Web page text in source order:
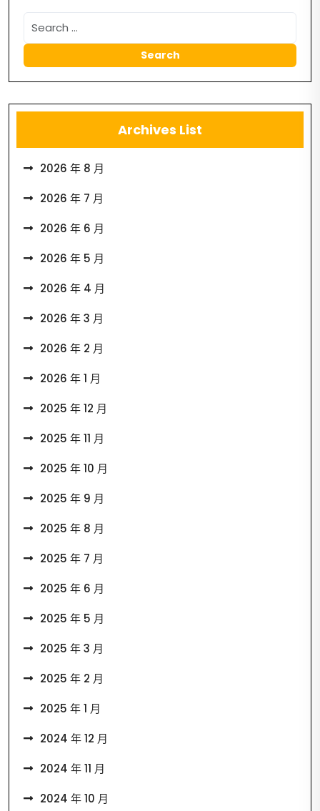
Archives List
2026 年 8 月
2026 年 7 月
2026 年 6 月
2026 年 5 月
2026 年 4 月
2026 年 3 月
2026 年 2 月
2026 年 1 月
2025 年 12 月
2025 年 11 月
2025 年 10 月
2025 年 9 月
2025 年 8 月
2025 年 7 月
2025 年 6 月
2025 年 5 月
2025 年 3 月
2025 年 2 月
2025 年 1 月
2024 年 12 月
2024 年 11 月
2024 年 10 月